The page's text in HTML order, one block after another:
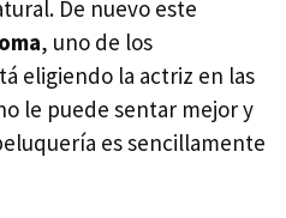
De nuevo este
, uno de los
eligiendo la actriz en las
le puede sentar mejor y
es sencillamente